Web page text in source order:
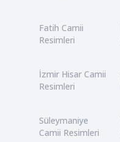
Fatih Camii
Resimleri
İzmir Hisar Camii
Resimleri
Süleymaniye
Camii Resimleri